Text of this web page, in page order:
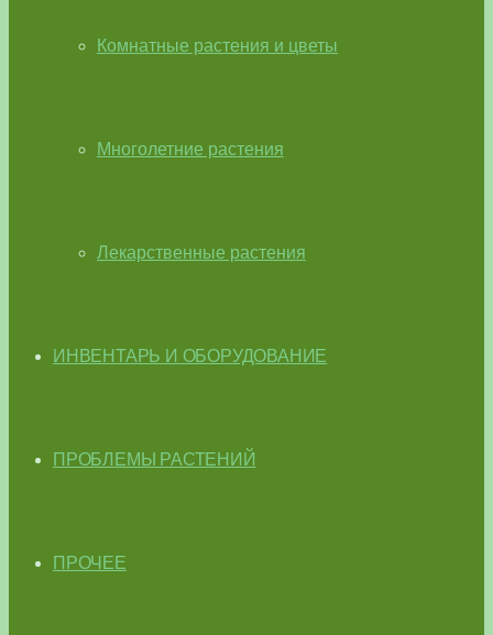
Комнатные растения и цветы
Многолетние растения
Лекарственные растения
ИНВЕНТАРЬ И ОБОРУДОВАНИЕ
ПРОБЛЕМЫ РАСТЕНИЙ
ПРОЧЕЕ